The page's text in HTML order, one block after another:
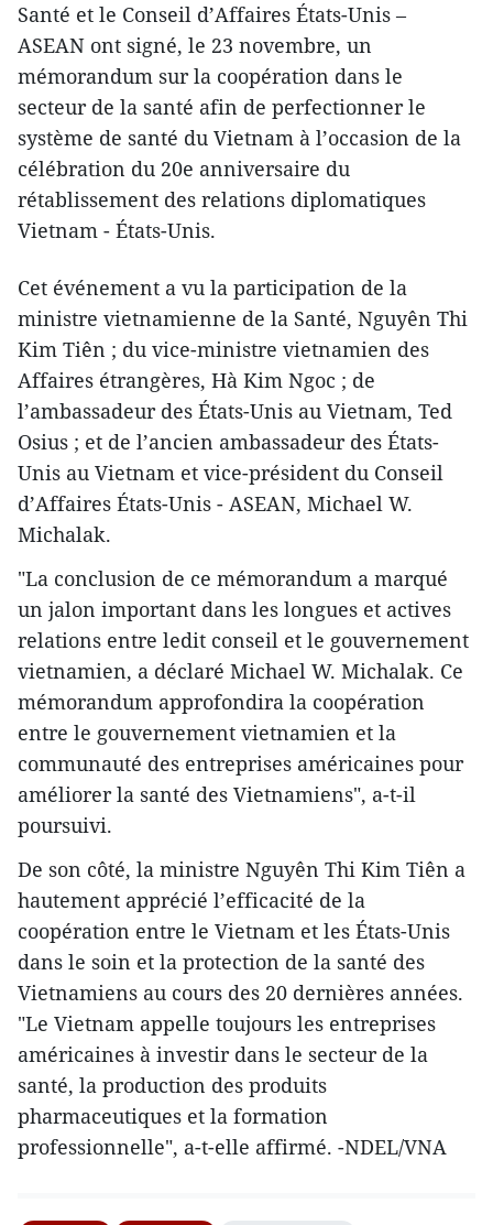
Santé et le Conseil d’Affaires États-Unis –
ASEAN ont signé, le 23 novembre, un
mémorandum sur la coopération dans le
secteur de la santé afin de perfectionner le
système de santé du Vietnam à l’occasion de la
célébration du 20e anniversaire du
rétablissement des relations diplomatiques
Vietnam - États-Unis.
Cet événement a vu la participation de la
ministre vietnamienne de la Santé, Nguyên Thi
Kim Tiên ; du vice-ministre vietnamien des
Affaires étrangères, Hà Kim Ngoc ; de
l’ambassadeur des États-Unis au Vietnam, Ted
Osius ; et de l’ancien ambassadeur des États-
Unis au Vietnam et vice-président du Conseil
d’Affaires États-Unis - ASEAN, Michael W.
Michalak.
"La conclusion de ce mémorandum a marqué
un jalon important dans les longues et actives
relations entre ledit conseil et le gouvernement
vietnamien, a déclaré Michael W. Michalak. Ce
mémorandum approfondira la coopération
entre le gouvernement vietnamien et la
communauté des entreprises américaines pour
améliorer la santé des Vietnamiens", a-t-il
poursuivi.
De son côté, la ministre Nguyên Thi Kim Tiên a
hautement apprécié l’efficacité de la
coopération entre le Vietnam et les États-Unis
dans le soin et la protection de la santé des
Vietnamiens au cours des 20 dernières années.
"Le Vietnam appelle toujours les entreprises
américaines à investir dans le secteur de la
santé, la production des produits
pharmaceutiques et la formation
professionnelle", a-t-elle affirmé. -NDEL/VNA